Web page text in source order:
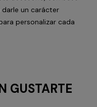
un carácter
personalizar cada
GUSTARTE